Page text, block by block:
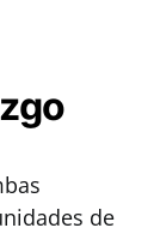
de